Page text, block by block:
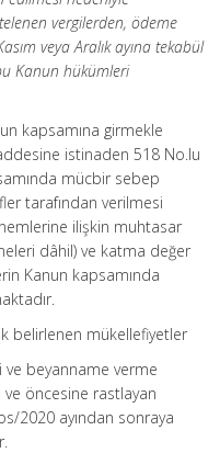
vergilerden, ödeme
veya Aralık ayına tekabül
Kanun hükümleri
kapsamına girmekle
istinaden 518 No.lu
mücbir sebep
tarafından verilmesi
ilişkin muhtasar
dâhil) ve katma değer
Kanun kapsamında
belirlenen mükellefiyetler
beyanname verme
ve öncesine rastlayan
2020 ayından sonraya